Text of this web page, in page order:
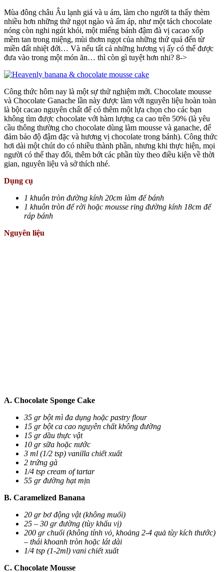
Mùa đông châu Âu lạnh giá và u ám, làm cho người ta thấy thèm
nhiều hơn những thứ ngọt ngào và ấm áp, như một tách chocolate
nóng còn nghi ngút khói, một miếng bánh đậm đà vị cacao xốp
mềm tan trong miệng, mùi thơm ngọt của những thứ quả đến từ
miền đất nhiệt đới… Và nếu tất cả những hương vị ấy có thể được
đưa vào trong một món ăn… thì còn gì tuyệt hơn nhi? 8->
Công thức hôm nay là một sự thử nghiệm mới. Chocolate mousse
và Chocolate Ganache lần này được làm với nguyên liệu hoàn toàn
là bột cacao nguyên chất để có thêm một lựa chọn cho các bạn
không tìm được chocolate với hàm lượng ca cao trên 50% (là yêu
cầu thông thường cho chocolate dùng làm mousse và ganache, để
đảm bảo độ đậm đặc và hương vị chocolate trong bánh). Công thức
hơi dài một chút do có nhiều thành phần, nhưng khi thực hiện, mọi
người có thể thay đổi, thêm bớt các phần tùy theo điều kiện về thời
gian, nguyên liệu và sở thích nhé.
Dụng cụ
1 khuôn tròn đường kính 20cm làm đế bánh
1 khuôn tròn đế rời hoặc mousse ring đường kính 18cm để
ráp bánh
Nguyên liệu
A. Chocolate Sponge Cake
35 gr bột mì đa dụng hoặc pastry flour
15 gr bột ca cao nguyên chất không đường
15 gr dầu thực vật
10 gr sữa hoặc nước
3 ml (1/2 tsp) vanilla chiết xuất
2 trứng gà
1/4 tsp cream of tartar
55 gr đường hạt mịn
B. Caramelized Banana
20 gr bơ động vật (không muối)
25 – 30 gr đường (tùy khẩu vị)
200 gr chuối (không tính vỏ, khoảng 2-4 quả tùy kích thước)
– thái khoanh tròn hoặc lát dài
1/4 tsp (1-2ml) vani chiết xuất
C. Chocolate Mousse